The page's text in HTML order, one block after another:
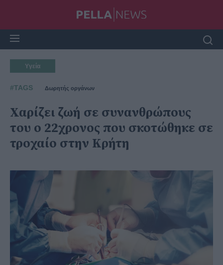
Υγεία
#TAGS Δωρητής οργάνων
Χαρίζει ζωή σε συνανθρώπους
του ο 22χρονος που σκοτώθηκε σε
τροχαίο στην Κρήτη